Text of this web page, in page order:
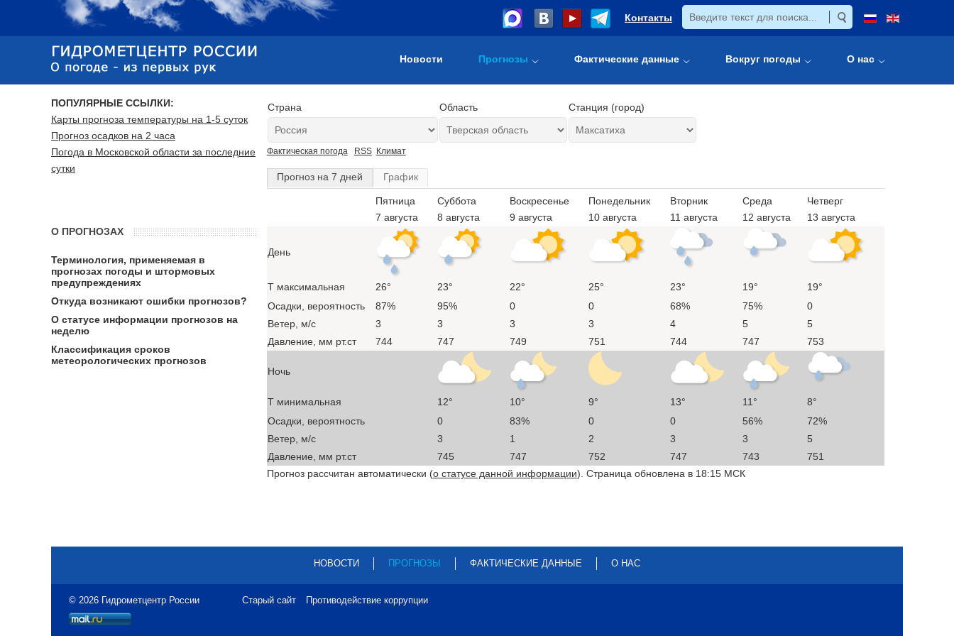
Контакты
Новости Прогнозы Фактические данные Вокруг погоды О нас
Страна Область Станция (город)
Фактическая погода RSS Климат
Прогноз на 7 дней График
Пятница
7 августа
Суббота
8 августа
Воскресенье
9 августа
Понедельник
10 августа
Вторник
11 августа
Среда
12 августа
Четверг
13 августа
День
T максимальная 26° 23° 22° 25° 23° 19°
19°
Осадки, вероятность
87% 95% 0 0 68% 75%
0
Ветер, м/с
3 3 3 3 4 5
5
Давление, мм рт.ст
744 747 749 751 744 747 753
Ночь
T минимальная 12° 10° 9° 13° 11°
8°
Осадки, вероятность
0 83% 0 0 56%
72%
Ветер, м/с
3 1 2 3 3
5
Давление, мм рт.ст
745 747 752 747 743
751
Прогноз рассчитан автоматически (о статусе данной информации). Страница обновлена в 18:15 МСК
ПОПУЛЯРНЫЕ ССЫЛКИ:
Карты прогноза температуры на 1-5 суток
Прогноз осадков на 2 часа
Погода в Московской области за последние
сутки
О ПРОГНОЗАХ
Терминология, применяемая в
прогнозах погоды и штормовых
предупреждениях
Откуда возникают ошибки прогнозов?
О статусе информации прогнозов на
неделю
Классификация сроков
метеорологических прогнозов
НОВОСТИ ПРОГНОЗЫ ФАКТИЧЕСКИЕ ДАННЫЕ О НАС
© 2026 Гидрометцентр России Старый сайт Противодействие коррупции